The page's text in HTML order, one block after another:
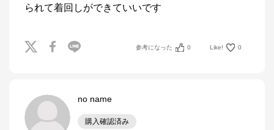
られて着回しができていいです
参考になった 0 Like! 0
no name
購入確認済み